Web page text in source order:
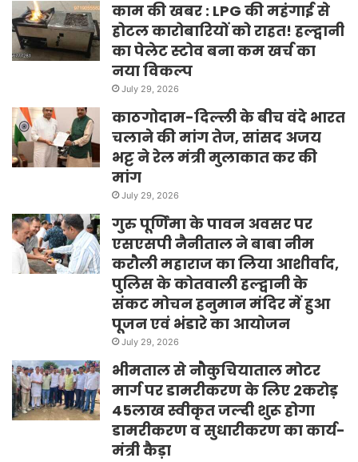
काम की खबर : LPG की महंगाई से
होटल कारोबारियों को राहत! हल्द्वानी
का पेलेट स्टोव बना कम खर्च का
नया विकल्प
July 29, 2026
काठगोदाम-दिल्ली के बीच वंदे भारत
चलाने की मांग तेज, सांसद अजय
भट्ट ने रेल मंत्री मुलाकात कर की
मांग
July 29, 2026
गुरु पूर्णिमा के पावन अवसर पर
एसएसपी नैनीताल ने बाबा नीम
करौली महाराज का लिया आशीर्वाद,
पुलिस के कोतवाली हल्द्वानी के
संकट मोचन हनुमान मंदिर में हुआ
पूजन एवं भंडारे का आयोजन
July 29, 2026
भीमताल से नौकुचियाताल मोटर
मार्ग पर डामरीकरण के लिए 2करोड़
45लाख स्वीकृत जल्दी शुरू होगा
डामरीकरण व सुधारीकरण का कार्य-
मंत्री कैड़ा